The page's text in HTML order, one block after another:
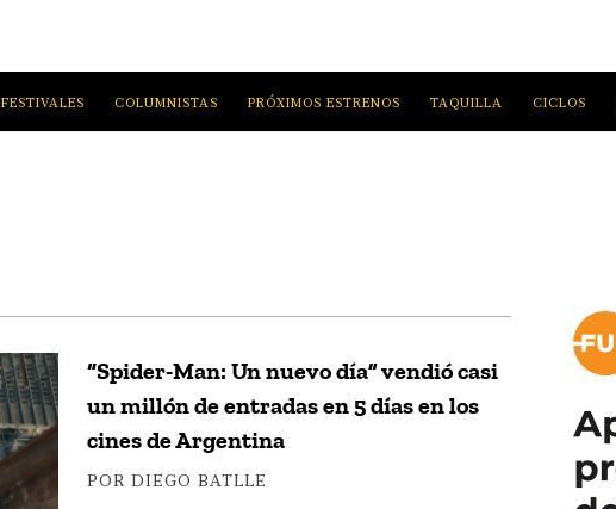
FESTIVALES COLUMNISTAS PRÓXIMOS ESTRENOS TAQUILLA CICLOS
“Spider-Man: Un nuevo día” vendió casi
un millón de entradas en 5 días en los
cines de Argentina
POR DIEGO BATLLE